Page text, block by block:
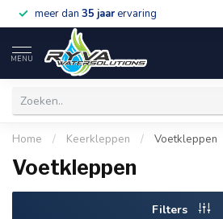
meer dan 35 jaarervaring
MENU
Home / Keerkleppen / Voetkleppen
Voetkleppen
Filters